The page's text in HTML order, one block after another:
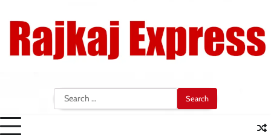
content
Search
for: